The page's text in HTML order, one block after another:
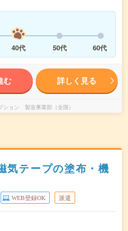
40代 50代 60代
む 詳しく見る
ション 製造事業部（全国）
気テープの塗布・機
WEB登録OK 派遣